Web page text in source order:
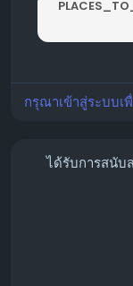
กรุณาเข้าสู่ระบบ
ได้รับการสนับ